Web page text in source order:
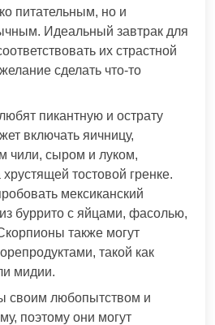
питательным, но и
Идеальный завтрак для
их страстной
сделать что-то
пикантную и острату
включать яичницу,
чили, сыром и луком,
тостовой гренке.
мексиканский
буррито с яйцами, фасолью,
также могут
такой как
мидии.
своим любопытством и
поэтому они могут